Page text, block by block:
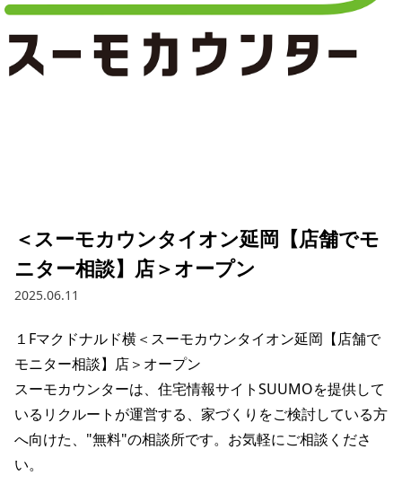
＜スーモカウンタイオン延岡【店舗でモ
ニター相談】店＞オープン
2025.06.11
１Fマクドナルド横＜スーモカウンタイオン延岡【店舗で
モニター相談】店＞オープン
スーモカウンターは、住宅情報サイトSUUMOを提供して
いるリクルートが運営する、家づくりをご検討している方
へ向けた、"無料"の相談所です。お気軽にご相談くださ
い。